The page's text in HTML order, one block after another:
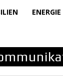
ENERGIE